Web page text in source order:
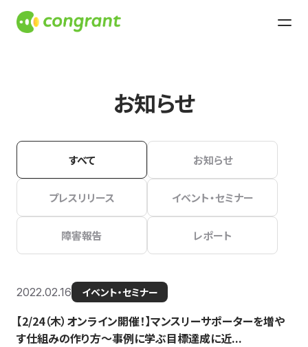
お知らせ
すべて お知らせ
プレスリリース イベント・セミナー
障害報告 レポート
2022.02.16 イベント・セミナー
【2/24（木）オンライン開催！】マンスリーサポーターを増や
す仕組みの作り方〜事例に学ぶ目標達成に近...